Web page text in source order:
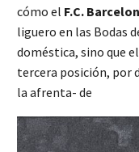
cómo el F.C.
liguero en las Bodas
doméstica, sino que
tercera posición, por
la afrenta- de